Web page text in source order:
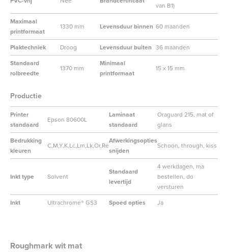
van B1)
Maximaal
printformaat
1330 mm Levensduur binnen 60 maanden
Plaktechniek Droog Levensduur buiten 36 maanden
Standaard
rolbreedte
1370 mm
Minimaal
printformaat
15 x 15 mm
Productie
Printer
standaard
Epson 80600L
Laminaat
standaard
Oraguard 215, mat of
glans
Bedrukking
kleuren
C,M,Y,K,Lc,Lm,Lk,Or,Re
Afwerkingsopties
snijden
Schoon, through, kiss
Inkt type Solvent
Standaard
levertijd
4 werkdagen, ma
bestellen, do
versturen
Inkt
Ultrachrome® GS3 Spoed opties Ja
Roughmark wit mat